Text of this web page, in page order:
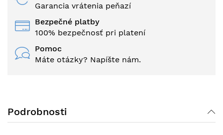
Garancia vrátenia peňazí
Bezpečné platby
100% bezpečnosť pri platení
Pomoc
Máte otázky? Napíšte nám.
Podrobnosti